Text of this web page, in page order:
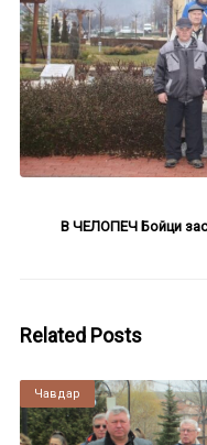
В ЧЕЛОПЕЧ Бойци
Related Posts
Чавдар